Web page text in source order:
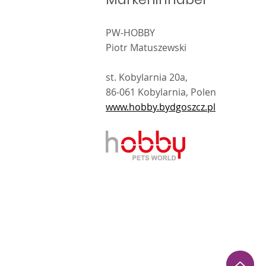
PW-HOBBY
Piotr Matuszewski
st. Kobylarnia 20a,
86-061 Kobylarnia, Polen
www.hobby.bydgoszcz.pl